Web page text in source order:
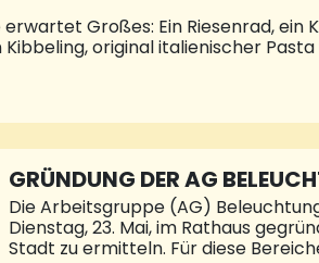
Großes: Ein Riesenrad,
original italienischer
geben. Zum Dessert hat man
aus Frankreich oder dem neuen
und Sonntag von einem DJ
oder den Shuttle-Service
GRÜNDUNG DER AG
Die Arbeitsgruppe (AG)
Dienstag, 23. Mai, im Rathaus
Stadt zu ermitteln. Für diese